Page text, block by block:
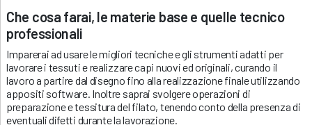
Che cosa farai, le materie base e quelle tecnico
professionali
Imparerai ad usare le migliori tecniche e gli strumenti adatti per
lavorare i tessuti e realizzare capi nuovi ed originali, curando il
lavoro a partire dal disegno fino alla realizzazione finale utilizzando
appositi software. Inoltre saprai svolgere operazioni di
preparazione e tessitura del filato, tenendo conto della presenza di
eventuali difetti durante la lavorazione.